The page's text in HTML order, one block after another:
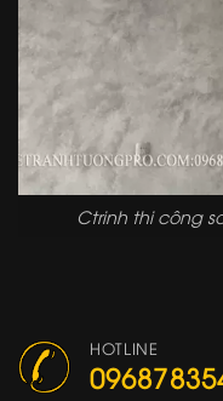
Ctrinh thi công
HOTLINE